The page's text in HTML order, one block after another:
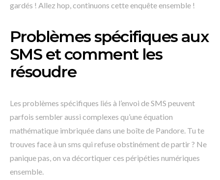
gardés ! Allez hop, continuons cette enquête ensemble !
Problèmes spécifiques aux
SMS et comment les
résoudre
Les problèmes spécifiques liés à l’envoi de SMS peuvent
parfois sembler aussi complexes qu’une équation
mathématique imbriquée dans une boîte de Pandore. Tu te
trouves face à un sms qui refuse obstinément de partir ? Ne
panique pas, on va décortiquer ces péripéties numériques
ensemble.